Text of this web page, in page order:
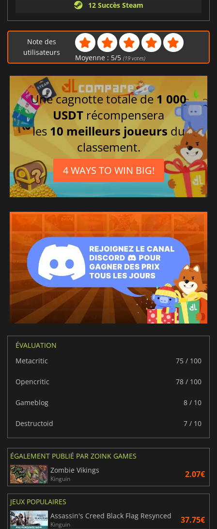
12 Succès Steam
Note des
utilisateurs
Moyenne : 5/5 (19votes)
Une cagnotte totale de 1 000
USDT récompensera
les 10 meilleurs joueurs du
classement.
4 WAYS TO WIN BIG!
ÉVALUATION
Metacritic
75 / 100
Opencritic 78 / 100
Gameblog 8 / 10
Destructoid 7 / 10
ÉGALEMENT PUBLIÉ PAR ZOINK GAMES
Zombie Vikings
Kinguin 2.07€
JEUX POPULAIRES
Assassin's Creed Black Flag Resynced
Kinguin 37.75€